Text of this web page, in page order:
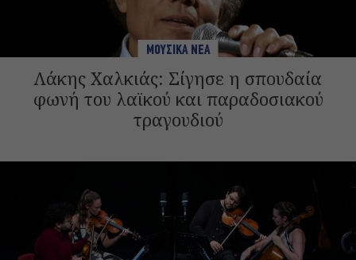
ΜΟΥΣΙΚΑ ΝΕΑ
Λάκης Χαλκιάς: Σίγησε η σπουδαία
φωνή του λαϊκού και παραδοσιακού
τραγουδιού